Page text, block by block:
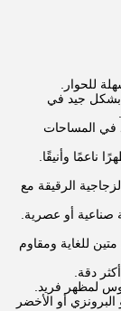
للحوار.
بشكل جيد في
في المساحات
ناعمًا وأنيقًا.
الرقيقة مع
صناعية أو عصرية.
للغاية ومقاوم
دقة.
لمظهر فريد.
أو الأخضر